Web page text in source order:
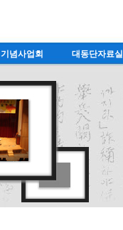
기념사업회 대동단자료실